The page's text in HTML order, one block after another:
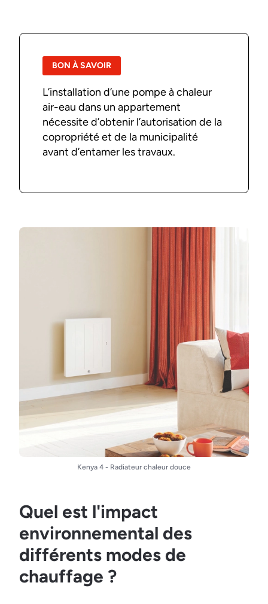
BON À SAVOIR
L’installation d’une pompe à chaleur
air-eau dans un appartement
nécessite d’obtenir l’autorisation de la
copropriété et de la municipalité
avant d’entamer les travaux.
Kenya 4 - Radiateur chaleur douce
Quel est l'impact
environnemental des
différents modes de
chauffage ?